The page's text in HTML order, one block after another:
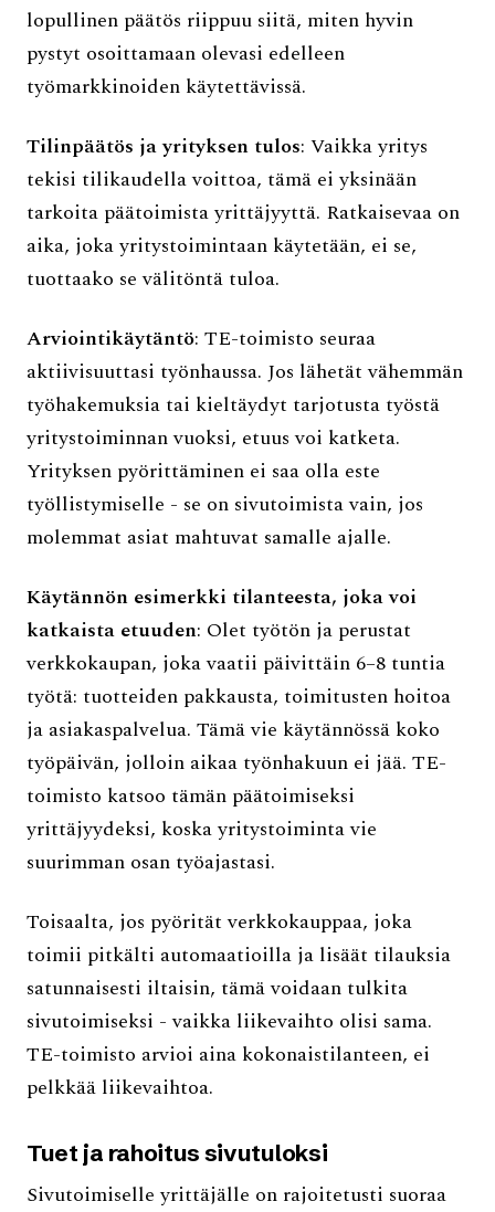
lopullinen päätös riippuu siitä, miten hyvin
pystyt osoittamaan olevasi edelleen
työmarkkinoiden käytettävissä.
Tilinpäätös ja yrityksen tulos: Vaikka yritys
tekisi tilikaudella voittoa, tämä ei yksinään
tarkoita päätoimista yrittäjyyttä. Ratkaisevaa on
aika, joka yritystoimintaan käytetään, ei se,
tuottaako se välitöntä tuloa.
Arviointikäytäntö: TE-toimisto seuraa
aktiivisuuttasi työnhaussa. Jos lähetät vähemmän
työhakemuksia tai kieltäydyt tarjotusta työstä
yritystoiminnan vuoksi, etuus voi katketa.
Yrityksen pyörittäminen ei saa olla este
työllistymiselle - se on sivutoimista vain, jos
molemmat asiat mahtuvat samalle ajalle.
Käytännön esimerkki tilanteesta, joka voi
katkaista etuuden: Olet työtön ja perustat
verkkokaupan, joka vaatii päivittäin 6–8 tuntia
työtä: tuotteiden pakkausta, toimitusten hoitoa
ja asiakaspalvelua. Tämä vie käytännössä koko
työpäivän, jolloin aikaa työnhakuun ei jää. TE-
toimisto katsoo tämän päätoimiseksi
yrittäjyydeksi, koska yritystoiminta vie
suurimman osan työajastasi.
Toisaalta, jos pyörität verkkokauppaa, joka
toimii pitkälti automaatioilla ja lisäät tilauksia
satunnaisesti iltaisin, tämä voidaan tulkita
sivutoimiseksi - vaikka liikevaihto olisi sama.
TE-toimisto arvioi aina kokonaistilanteen, ei
pelkkää liikevaihtoa.
Tuet ja rahoitus sivutuloksi
Sivutoimiselle yrittäjälle on rajoitetusti suoraa